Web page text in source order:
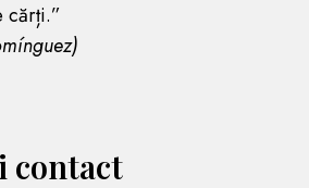
cărți.”
contact